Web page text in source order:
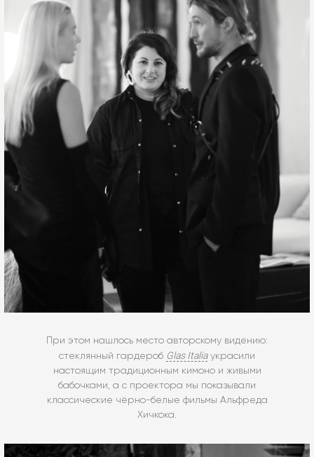
При этом нашлось место авторскому видению:
стеклянный гардероб Glas Italiaукрасили
настоящим традиционным кимоно и живыми
бабочками, а с проектора мы показывали
классические чёрно-белые фильмы Альфреда
Хичкока.